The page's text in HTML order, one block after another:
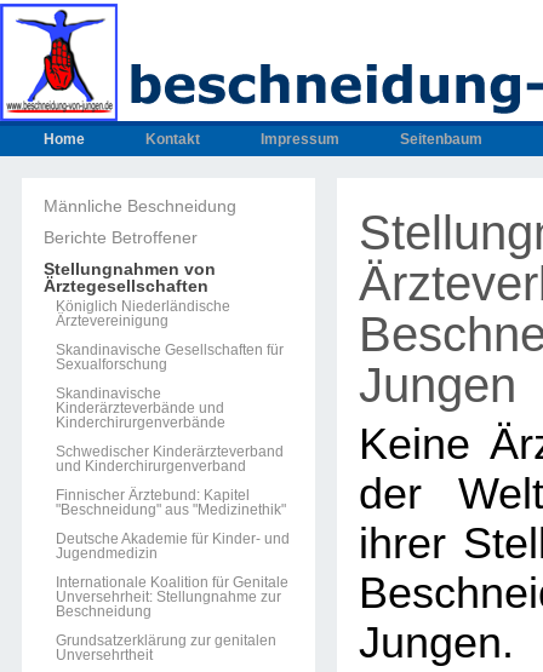
Home Kontakt Impressum Seitenbaum
Männliche Beschneidung
Berichte Betroffener
Stellungnahmen von
Ärztegesellschaften
Königlich Niederländische
Ärztevereinigung
Skandinavische Gesellschaften für
Sexualforschung
Skandinavische
Kinderärzteverbände und
Kinderchirurgenverbände
Schwedischer Kinderärzteverband
und Kinderchirurgenverband
Finnischer Ärztebund: Kapitel
"Beschneidung" aus "Medizinethik"
Deutsche Akademie für Kinder- und
Jugendmedizin
Internationale Koalition für Genitale
Unversehrheit: Stellungnahme zur
Beschneidung
Grundsatzerklärung zur genitalen
Unversehrtheit
Jungen
Keine
der
ihrer
Jungen.